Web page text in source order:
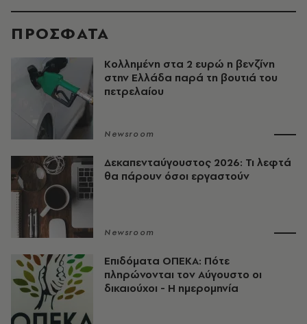
ΠΡΟΣΦΑΤΑ
Κολλημένη στα 2 ευρώ η βενζίνη
στην Ελλάδα παρά τη βουτιά του
πετρελαίου
Newsroom
Δεκαπενταύγουστος 2026: Τι λεφτά
θα πάρουν όσοι εργαστούν
Newsroom
Επιδόματα ΟΠΕΚΑ: Πότε
πληρώνονται τον Αύγουστο οι
δικαιούχοι - Η ημερομηνία